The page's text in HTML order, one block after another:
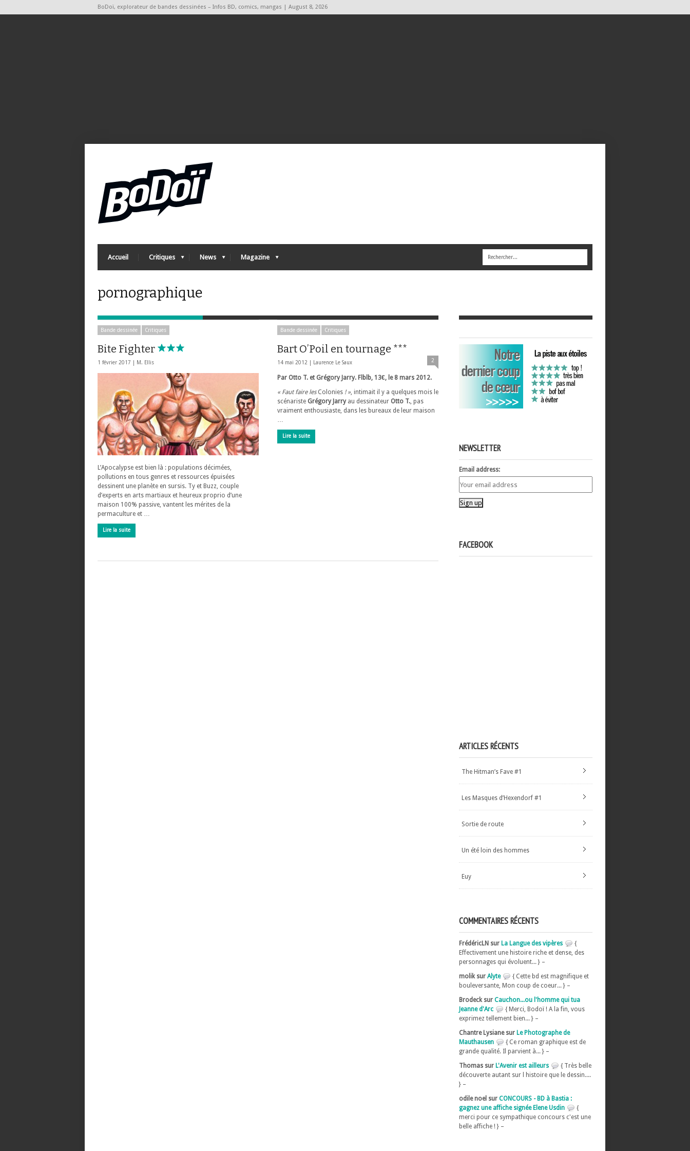
BoDoï, explorateur de bandes dessinées – Infos BD, comics, mangas | August 8, 2026
Accueil Critiques News Magazine
pornographique
Bande dessinée Critiques
Bite Fighter
1 février 2017 | M. Ellis
L’Apocalypse est bien là : populations décimées,
pollutions en tous genres et ressources épuisées
dessinent une planète en sursis. Ty et Buzz, couple
d’experts en arts martiaux et heureux proprio d’une
maison 100% passive, vantent les mérites de la
permaculture et …
Lire la suite
Bande dessinée Critiques
Bart O’Poil en tournage ***
14 mai 2012 | Laurence Le Saux 2
Par Otto T. et Grégory Jarry. Flblb, 13€, le 8 mars 2012.
« Faut faire les Colonies ! », intimait il y a quelques mois le
scénariste Grégory Jarryau dessinateur Otto T., pas
vraiment enthousiaste, dans les bureaux de leur maison
…
Lire la suite
NEWSLETTER
Email address:
FACEBOOK
ARTICLES RÉCENTS
The Hitman’s Fave #1
Les Masques d’Hexendorf #1
Sortie de route
Un été loin des hommes
Euy
COMMENTAIRES RÉCENTS
FrédéricLN sur La Langue des vipères
{
Effectivement une histoire riche et dense, des
personnages qui évoluent... } –
molik sur Alyte
{ Cette bd est magnifique et
bouleversante, Mon coup de coeur... } –
Brodeck sur Cauchon...ou l'homme qui tua
Jeanne d'Arc
{ Merci, Bodoï ! A la fin, vous
exprimez tellement bien... } –
Chantre Lysiane sur Le Photographe de
Mauthausen
{ Ce roman graphique est de
grande qualité. Il parvient à... } –
Thomas sur L'Avenir est ailleurs
{ Très belle
découverte autant sur l histoire que le dessin....
} –
odile noel sur CONCOURS - BD à Bastia :
gagnez une affiche signée Elene Usdin
{
merci pour ce sympathique concours c'est une
belle affiche ! } –